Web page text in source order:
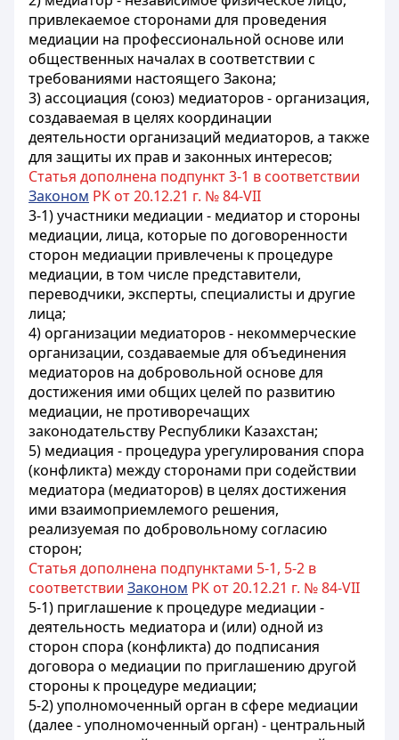
привлекаемое сторонами для проведения
медиации на профессиональной основе или
общественных началах в соответствии с
требованиями настоящего Закона;
3) ассоциация (союз) медиаторов - организация,
создаваемая в целях координации
деятельности организаций медиаторов, а также
для защиты их прав и законных интересов;
Статья дополнена подпункт 3-1 в соответствии
Законом РК от 20.12.21 г. № 84-VII
3-1) участники медиации - медиатор и стороны
медиации, лица, которые по договоренности
сторон медиации привлечены к процедуре
медиации, в том числе представители,
переводчики, эксперты, специалисты и другие
лица;
4) организации медиаторов - некоммерческие
организации, создаваемые для объединения
медиаторов на добровольной основе для
достижения ими общих целей по развитию
медиации, не противоречащих
законодательству Республики Казахстан;
5) медиация - процедура урегулирования спора
(конфликта) между сторонами при содействии
медиатора (медиаторов) в целях достижения
ими взаимоприемлемого решения,
реализуемая по добровольному согласию
сторон;
Статья дополнена подпунктами 5-1, 5-2 в
соответствии Законом РК от 20.12.21 г. № 84-VII
5-1) приглашение к процедуре медиации -
деятельность медиатора и (или) одной из
сторон спора (конфликта) до подписания
договора о медиации по приглашению другой
стороны к процедуре медиации;
5-2) уполномоченный орган в сфере медиации
(далее - уполномоченный орган) - центральный